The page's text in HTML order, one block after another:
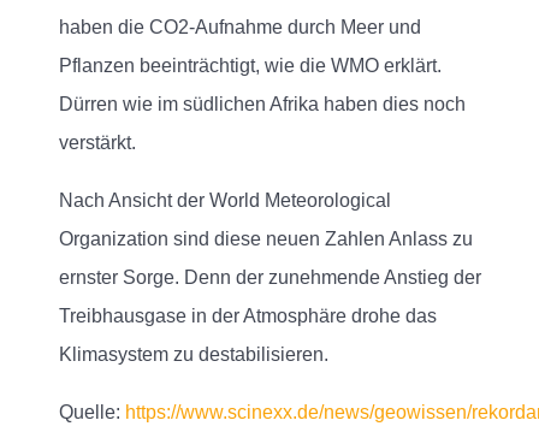
haben die CO2-Aufnahme durch Meer und
Pflanzen beeinträchtigt, wie die WMO erklärt.
Dürren wie im südlichen Afrika haben dies noch
verstärkt.
Nach Ansicht der World Meteorological
Organization sind diese neuen Zahlen Anlass zu
ernster Sorge. Denn der zunehmende Anstieg der
Treibhausgase in der Atmosphäre drohe das
Klimasystem zu destabilisieren.
Quelle: https://www.scinexx.de/news/geowissen/